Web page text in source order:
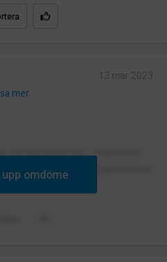
mer
om att börja där. Lärarna tar
hon borde få jävligt mycket
omdöme